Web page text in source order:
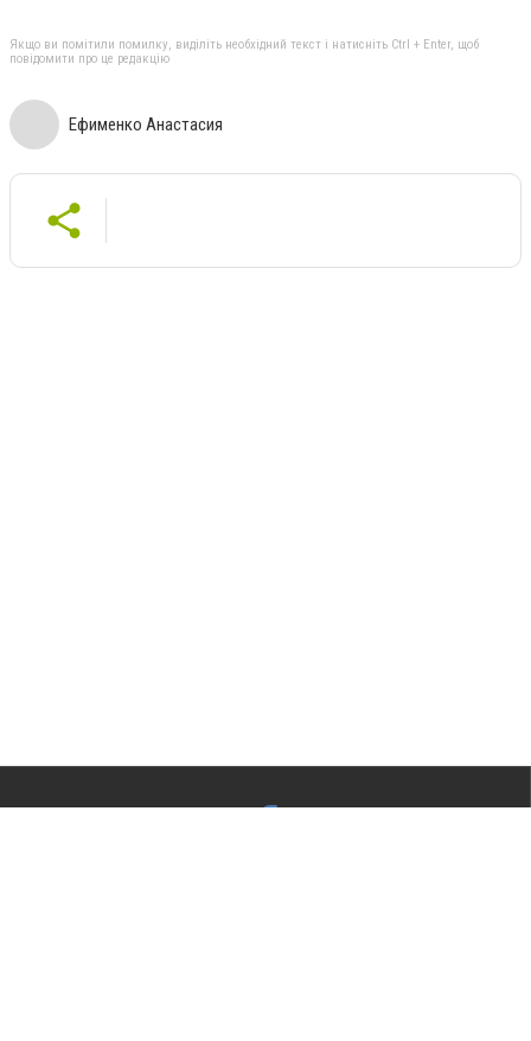
Якщо ви помітили помилку, виділіть необхідний текст і натисніть Ctrl + Enter, щоб
повідомити про це редакцію
Ефименко Анастасия